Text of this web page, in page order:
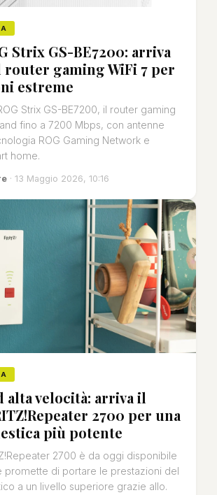
Strix GS-BE7200: arriva
gaming WiFi 7 per
estreme
Strix GS-BE7200, il router gaming
fino a 7200 Mbps, con antenne
ROG Gaming Network e
home.
· 13 Maggio 2026, 10:16
alta velocità: arriva il
2700 per una
più potente
2700 è da oggi disponibile
promette di portare le prestazioni del
a un livello superiore grazie allo.